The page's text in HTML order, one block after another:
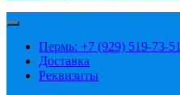
Пермь: +7 (929) 519-73-51
Доставка
Реквизиты